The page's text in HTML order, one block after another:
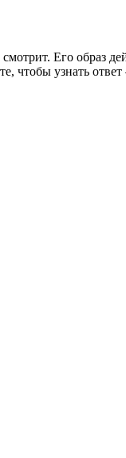
Его образ
чтобы узнать